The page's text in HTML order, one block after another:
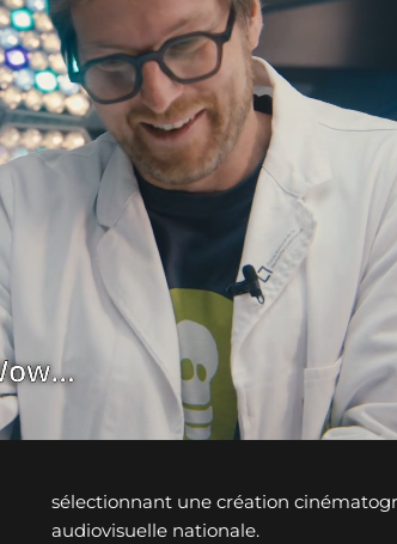
sélectionnant une création
audiovisuelle nationale.